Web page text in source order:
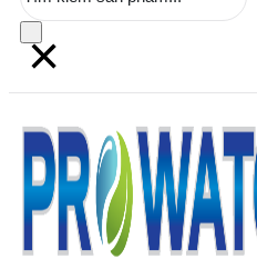
kiếm
×